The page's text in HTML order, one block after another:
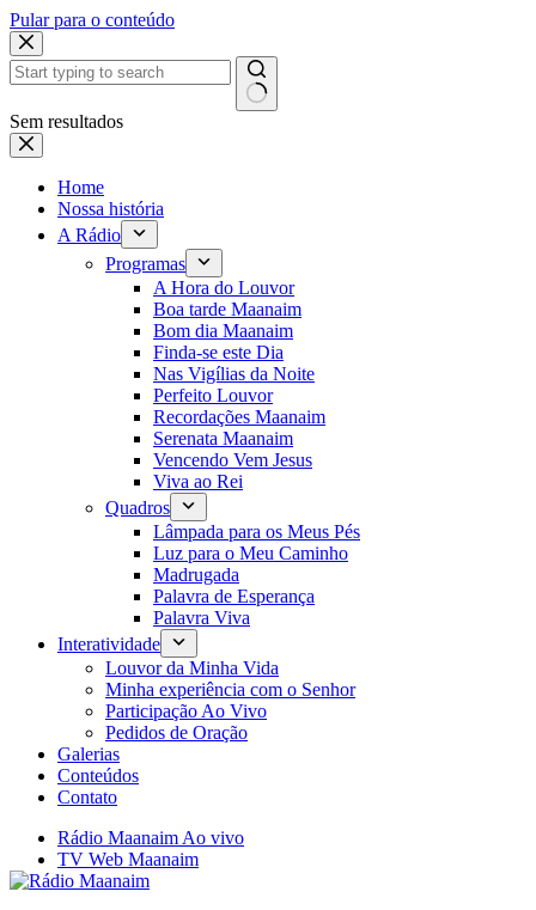
Pular para o conteúdo
Sem resultados
Home
Nossa história
A Rádio
Programas
A Hora do Louvor
Boa tarde Maanaim
Bom dia Maanaim
Finda-se este Dia
Nas Vigílias da Noite
Perfeito Louvor
Recordações Maanaim
Serenata Maanaim
Vencendo Vem Jesus
Viva ao Rei
Quadros
Lâmpada para os Meus Pés
Luz para o Meu Caminho
Madrugada
Palavra de Esperança
Palavra Viva
Interatividade
Louvor da Minha Vida
Minha experiência com o Senhor
Participação Ao Vivo
Pedidos de Oração
Galerias
Conteúdos
Contato
Rádio Maanaim Ao vivo
TV Web Maanaim